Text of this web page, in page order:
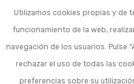
Utilizamos cookies propias y de
funcionamiento de la web,
navegación de los usuarios. Pulse
rechazar el uso de todas las
preferencias sobre su